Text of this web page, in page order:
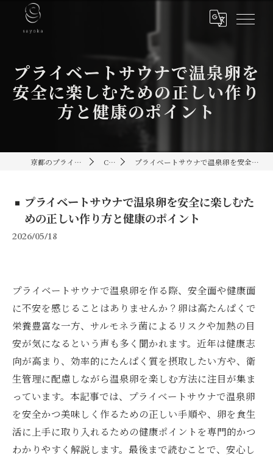
プライベートサウナで温泉卵を
安全に楽しむための正しい作り
方と健康のポイント
京都のプライベートサウナ[sayoka] Column プライベートサウナで温泉卵を安全に楽しむための正しい作り方と健康のポイント
プライベートサウナで温泉卵を安全に楽しむた
めの正しい作り方と健康のポイント
2026/05/18
プライベートサウナで温泉卵を作る際、安全面や健康面
に不安を感じることはありませんか？卵は高たんぱくで
栄養豊富な一方、サルモネラ菌によるリスクや加熱の目
安が気になるという声も多く聞かれます。近年は健康志
向が高まり、効率的にたんぱく質を摂取したい方や、衛
生管理に配慮しながら温泉卵を楽しむ方法に注目が集ま
っています。本記事では、プライベートサウナで温泉卵
を安全かつ美味しく作るための正しい手順や、卵を食生
活に上手に取り入れるための健康ポイントを専門的かつ
わかりやすく解説します。最後まで読むことで、安心し